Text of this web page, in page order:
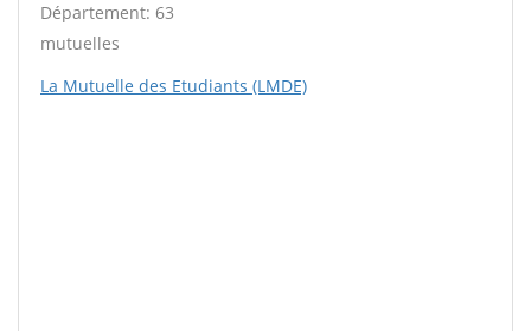
Département: 63
mutuelles
La Mutuelle des Etudiants (LMDE)